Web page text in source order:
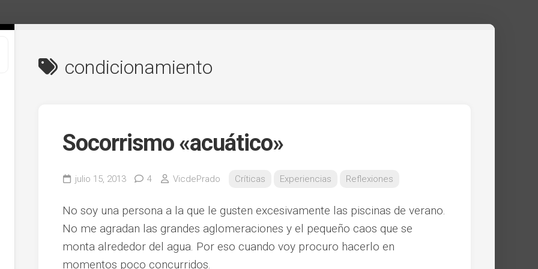
condicionamiento
Socorrismo «acuático»
julio 15, 2013 4 VicdePrado Críticas Experiencias Reflexiones
No soy una persona a la que le gusten excesivamente las piscinas de verano.
No me agradan las grandes aglomeraciones y el pequeño caos que se
monta alrededor del agua. Por eso cuando voy procuro hacerlo en
momentos poco concurridos.